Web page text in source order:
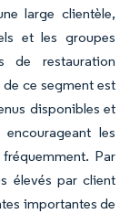
large clientèle,
et les groupes
de restauration
ce segment est
disponibles et
les
Par
élevés par client
importantes de